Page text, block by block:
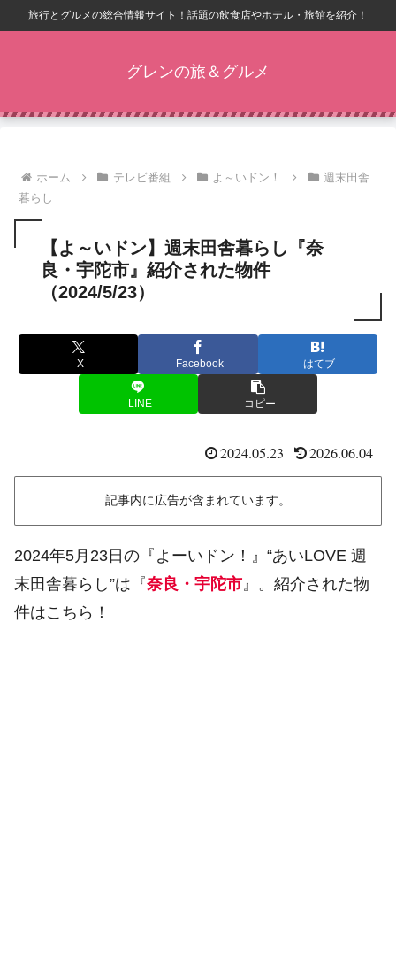
旅行とグルメの総合情報サイト！話題の飲食店やホテル・旅館を紹介！
グレンの旅＆グルメ
ホーム テレビ番組 よ～いドン！
週末田舎
暮らし
【よ～いドン】週末田舎暮らし『奈
良・宇陀市』紹介された物件
（2024/5/23）
X Facebook はてブ
LINE コピー
2024.05.23 2026.06.04
記事内に広告が含まれています。
2024年5月23日の『よーいドン！』“あいLOVE 週
末田舎暮らし”は『奈良・宇陀市 』。紹介された物
件はこちら！